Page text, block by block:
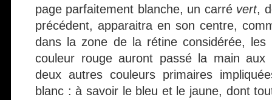
page parfaitement blanche, un carré vert,
précédent, apparaitra en son centre,
dans la zone de la rétine considérée, les
couleur rouge auront passé la main aux
deux autres couleurs primaires
blanc : à savoir le bleu et le jaune, dont